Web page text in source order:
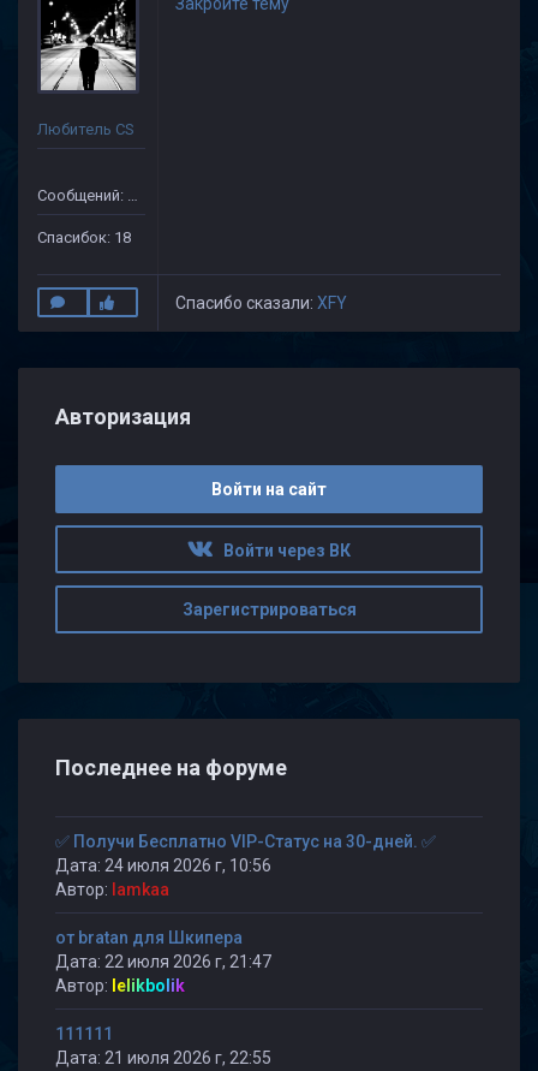
Любитель CS
Сообщений: 505
Спасибок: 18
Спасибо сказали: XFY
Авторизация
Войти на сайт
Войти через ВК
Зарегистрироваться
Последнее на форуме
✅ Получи Бесплатно VIP-Статус на 30-дней. ✅
Дата: 24 июля 2026 г, 10:56
Автор: lamkaa
от bratan для Шкипера
Дата: 22 июля 2026 г, 21:47
Автор: lelikbolik
111111
Дата: 21 июля 2026 г, 22:55